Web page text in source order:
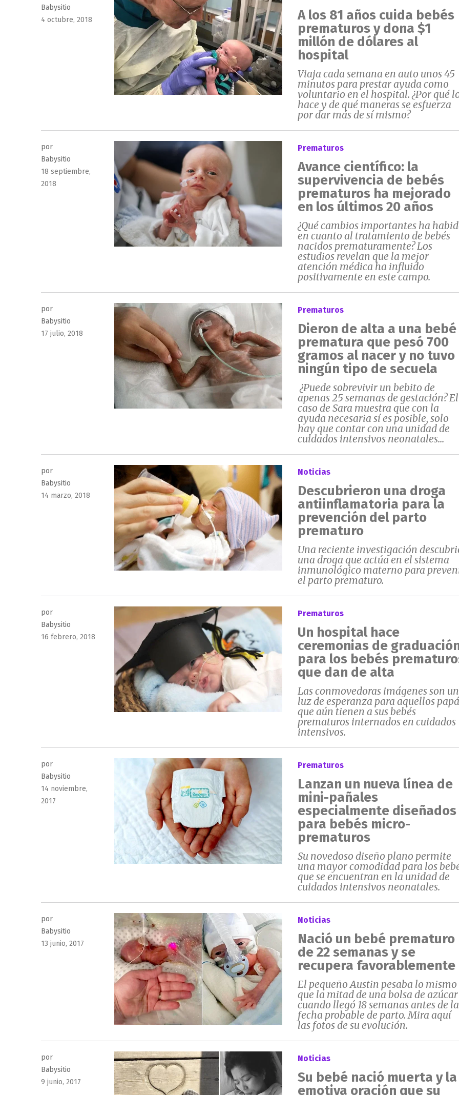
Babysitio
Publicado
4 octubre, 2018
A los 81 años cuida bebés
prematuros y dona $1
millón de dólares al
hospital
Viaja cada semana en auto unos 45
minutos para prestar ayuda como
voluntario en el hospital. ¿Por qué
hace y de qué maneras se esfuerza
por dar más de sí mismo?
por
Babysitio
Publicado
el
18 septiembre,
2018
Prematuros
Avance científico: la
supervivencia de bebés
prematuros ha mejorado
en los últimos 20 años
¿Qué cambios importantes ha
en cuanto al tratamiento de bebés
nacidos prematuramente? Los
estudios revelan que la mejor
atención médica ha influido
positivamente en este campo.
por
Babysitio
Publicado
17 julio, 2018
Prematuros
Dieron de alta a una bebé
prematura que pesó 700
gramos al nacer y no tuvo
ningún tipo de secuela
¿Puede sobrevivir un bebito de
apenas 25 semanas de gestación? El
caso de Sara muestra que con la
ayuda necesaria sí es posible, solo
hay que contar con una unidad de
cuidados intensivos neonatales...
por
Babysitio
Publicado
14 marzo, 2018
Noticias
Descubrieron una droga
antiinflamatoria para la
prevención del parto
prematuro
Una reciente investigación
una droga que actúa en el sistema
inmunológico materno para
el parto prematuro.
por
Babysitio
Publicado
16 febrero, 2018
Prematuros
Un hospital hace
ceremonias de
para los bebés
que dan de alta
Las conmovedoras imágenes son
luz de esperanza para aquellos
que aún tienen a sus bebés
prematuros internados en cuidados
intensivos.
por
Babysitio
Publicado
el
14 noviembre,
2017
Prematuros
Lanzan un nueva línea de
mini-pañales
especialmente diseñados
para bebés micro-
prematuros
Su novedoso diseño plano permite
una mayor comodidad para los
que se encuentran en la unidad de
cuidados intensivos neonatales.
por
Babysitio
Publicado
13 junio, 2017
Noticias
Nació un bebé prematuro
de 22 semanas y se
recupera favorablemente
El pequeño Austin pesaba lo mismo
que la mitad de una bolsa de azúcar
cuando llegó 18 semanas antes de la
fecha probable de parto. Mira aquí
las fotos de su evolución.
por
Babysitio
Publicado
9 junio, 2017
Noticias
Su bebé nació muerta y la
emotiva oración que su